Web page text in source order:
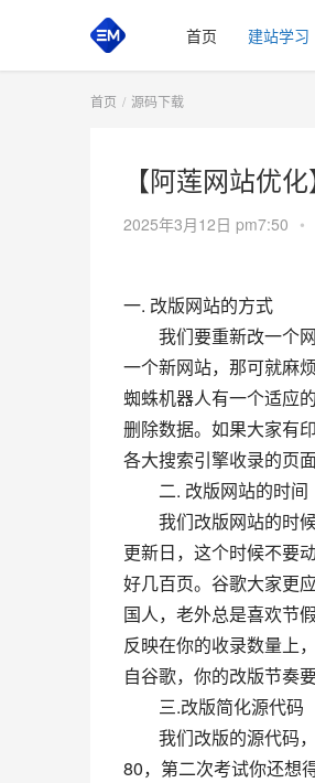
首页 建站学习
首页 源码下载
【阿莲网站优
2025年3月12日 pm7:50 •
一. 改版网站的方式
我们要重新改一个网
一个新网站，那可就麻
蜘蛛机器人有一个适应
删除数据。如果大家有
各大搜索引擎收录的页
二. 改版网站的时间
我们改版网站的时候
更新日，这个时候不要
好几百页。谷歌大家更
国人，老外总是喜欢节
反映在你的收录数量上
自谷歌，你的改版节奏
三.改版简化源代码
我们改版的源代码，
80，第二次考试你还想